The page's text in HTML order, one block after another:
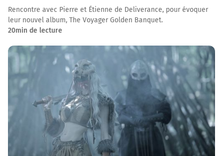
Rencontre avec Pierre et Étienne de Deliverance, pour évoquer
leur nouvel album, The Voyager Golden Banquet.
20min de lecture